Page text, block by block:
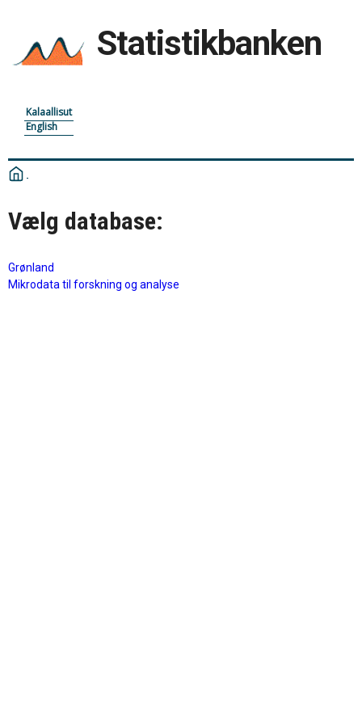
Statistikbanken
Kalaallisut
English
Vælg database:
Grønland
Mikrodata til forskning og analyse